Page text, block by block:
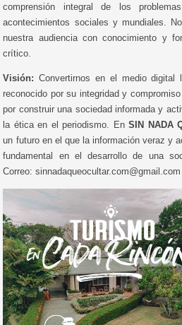
comprensión integral de los
acontecimientos sociales y mundiales.
nuestra audiencia con conocimiento y
crítico.
Visión: Convertirnos en el medio digital
reconocido por su integridad y
por construir una sociedad informada y
la ética en el periodismo. EnSIN NADA
un futuro en el que la información veraz y
fundamental en el desarrollo de una
Correo: sinnadaqueocultar.com@gmail.com